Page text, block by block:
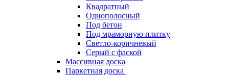
Квадратный
Однополосный
Под бетон
Под мраморную плитку
Светло-коричневый
Серый с фаской
Массивная доска
Паркетная доска